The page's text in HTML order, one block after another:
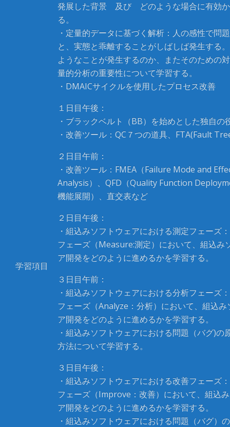
学習項目
発展した背景 及び どのような場合に有効
る。
・定量的データに基づく解析：人の感性で問
と、実態と乖離することがしばしば発生する
ようなことが発生するのか、またそのための
量的分析の重要性について学習する。
・DMAICサイクルを使用したプロセス改善
１日目午後：
・ブラックベルト（BB）を始めとした独自の
・改善ツール：QC７つの道具、FTA(Fault
２日目午前：
・改善ツール：FMEA（Failure Mode and
Analysis）、QFD（Quality Function
機能展開）、直交表など
２日目午後：
・組込みソフトウェアにおける測定フェーズ
フェーズ（Measure:測定）において、組込み
ア開発をどのように進めるかを学習する。
３日目午前：
・組込みソフトウェアにおける分析フェーズ
フェーズ（Analyze：分析）において、組込み
ア開発をどのように進めるかを学習する。
・組込みソフトウェアにおける問題（バグ)の
方法について学習する。
３日目午後：
・組込みソフトウェアにおける改善フェーズ
フェーズ（Improve：改善）において、組込
ア開発をどのように進めるかを学習する。
・組込みソフトウェアにおける問題（バグ）